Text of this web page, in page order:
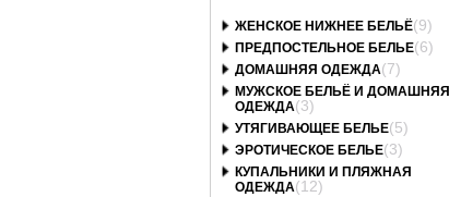
ЖЕНСКОЕ НИЖНЕЕ БЕЛЬЁ(9)
ПРЕДПОСТЕЛЬНОЕ БЕЛЬЕ(6)
ДОМАШНЯЯ ОДЕЖДА(7)
МУЖСКОЕ БЕЛЬЁ И ДОМАШНЯЯ
ОДЕЖДА(3)
УТЯГИВАЮЩЕЕ БЕЛЬЕ(5)
ЭРОТИЧЕСКОЕ БЕЛЬЕ(3)
КУПАЛЬНИКИ И ПЛЯЖНАЯ
ОДЕЖДА(12)